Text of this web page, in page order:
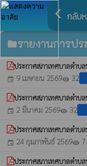
arrow_back_ios กลับ
folderรายงานการป
ประกาศสภาเทศบาลตำบ
event 9 เมษายน 2569visibility 32
ประกาศสภาเทศบาลตำบ
event 2 มีนาคม 2569visibility 32
ประกาศสภาเทศบาลตำบ
event 24 กุมภาพันธ์ 2569visibility
ประกาศสภาเทศบาลตำบ